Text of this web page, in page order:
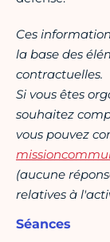
Ces
la base des
contractuelles.
Si vous êtes
souhaitez
vous pouvez
(aucune
relatives à
Séances